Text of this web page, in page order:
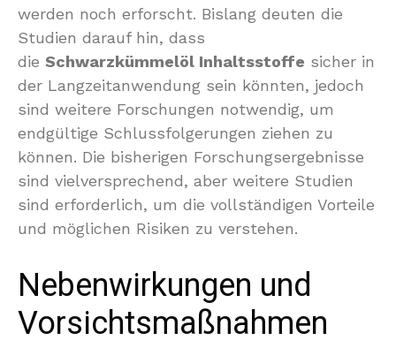
werden noch erforscht. Bislang deuten die
Studien darauf hin, dass
die Schwarzkümmelöl Inhaltsstoffe sicher in
der Langzeitanwendung sein könnten, jedoch
sind weitere Forschungen notwendig, um
endgültige Schlussfolgerungen ziehen zu
können. Die bisherigen Forschungsergebnisse
sind vielversprechend, aber weitere Studien
sind erforderlich, um die vollständigen Vorteile
und möglichen Risiken zu verstehen.
Nebenwirkungen und
Vorsichtsmaßnahmen